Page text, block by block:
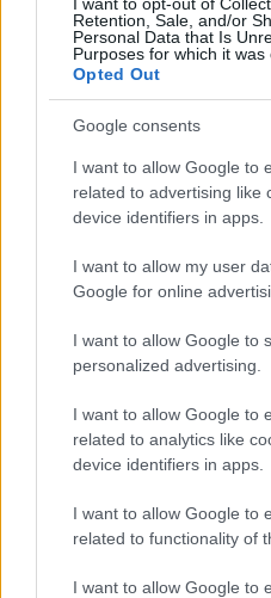
Retention, Sale, and/or
Personal Data that Is
Purposes for which it was
Opted Out
Google consents
I want to allow Google to
related to advertising like
device identifiers in apps.
I want to allow my user
Google for online
I want to allow Google to
personalized advertising.
I want to allow Google to
related to analytics like
device identifiers in apps.
I want to allow Google to
related to functionality of
I want to allow Google to
Meccs Center
Leeds Unitedvs
United
Croke Park, Dublin
2026-08-12 20:30
3 nap 3 óra 19 perc 52
ELŐZŐ MÉRKŐZÉSEK